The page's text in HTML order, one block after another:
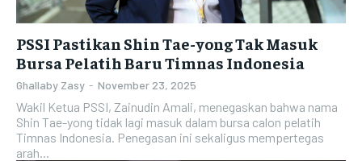
PSSI Pastikan Shin Tae-yong Tak Masuk
Bursa Pelatih Baru Timnas Indonesia
Ghallaby Zasy - November 23, 2025
Wakil Ketua PSSI, Zainudin Amali, menegaskan bahwa nama
Shin Tae-yong tidak lagi masuk dalam bursa calon pelatih
Timnas Indonesia. Penegasan ini sekaligus mempertegas
arah...